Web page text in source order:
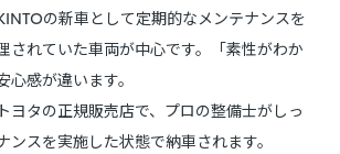
の新車として定期的なメンテナンスを
されていた車両が中心です。「素性がわか
心感が違います。
ヨタの正規販売店で、プロの整備士がしっ
ンスを実施した状態で納車されます。